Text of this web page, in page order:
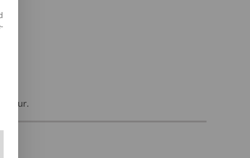
kann. Die erste Service-Gruppe ist essenziell und kann